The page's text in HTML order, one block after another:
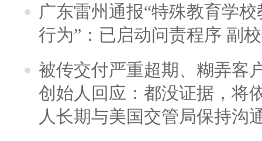
广东雷州通报“特殊教育学
行为”：已启动问责程序 副
被传交付严重超期、糊弄客
创始人回应：都没证据，将
人长期与美国交管局保持沟